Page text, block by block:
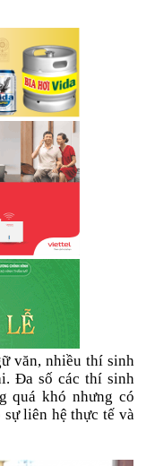
văn, nhiều thí sinh
Đa số các thí sinh
quá khó nhưng có
liên hệ thực tế và